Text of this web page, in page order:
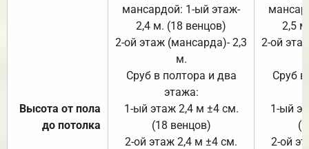
Высота от пола
до потолка
мансардой: 1-ый этаж-
2,4 м. (18 венцов)
2-ой этаж (мансарда)- 2,3
м.
Сруб в полтора и два
этажа:
1-ый этаж 2,4 м ±4 см.
(18 венцов)
2-ой этаж 2,4 м ±4 см.
2,5
2-ой
Сруб
1-ый
2-ой